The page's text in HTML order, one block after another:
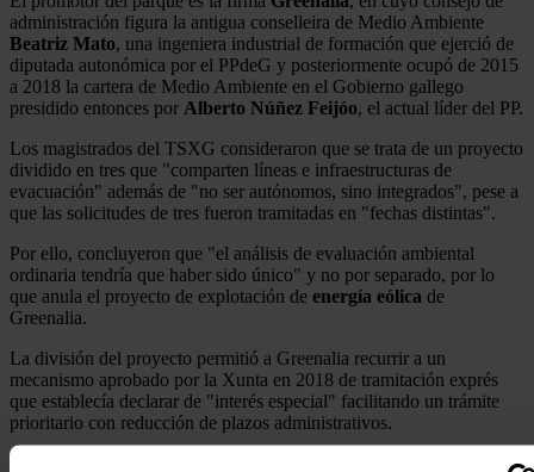
administración figura la antigua conselleira de Medio Ambiente
Beatriz Mato, una ingeniera industrial de formación que ejerció de
diputada autonómica por el PPdeG y posteriormente ocupó de 2015
a 2018 la cartera de Medio Ambiente en el Gobierno gallego
presidido entonces por Alberto Núñez Feijóo, el actual líder del PP.
Los magistrados del TSXG consideraron que se trata de un proyecto
dividido en tres que "comparten líneas e infraestructuras de
evacuación" además de "no ser autónomos, sino integrados", pese a
que las solicitudes de tres fueron tramitadas en "fechas distintas".
Por ello, concluyeron que "el análisis de evaluación ambiental
ordinaria tendría que haber sido único" y no por separado, por lo
que anula el proyecto de explotación de energía eólica de
Greenalia.
La división del proyecto permitió a Greenalia recurrir a un
mecanismo aprobado por la Xunta en 2018 de tramitación exprés
que establecía declarar de "interés especial" facilitando un trámite
prioritario con reducción de plazos administrativos.